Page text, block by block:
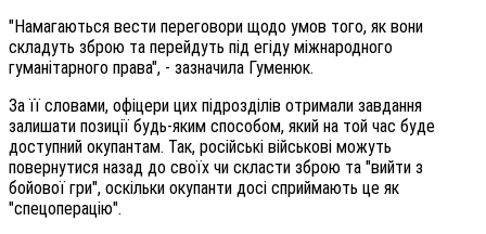
"Намагаються вести переговори щодо умов того, як вони
складуть зброю та перейдуть під егіду міжнародного
гуманітарного права", - зазначила Гуменюк.
За її словами, офіцери цих підрозділів отримали завдання
залишати позиції будь-яким способом, який на той час буде
доступний окупантам. Так, російські військові можуть
повернутися назад до своїх чи скласти зброю та "вийти з
бойової гри", оскільки окупанти досі сприймають це як
"спецоперацію".